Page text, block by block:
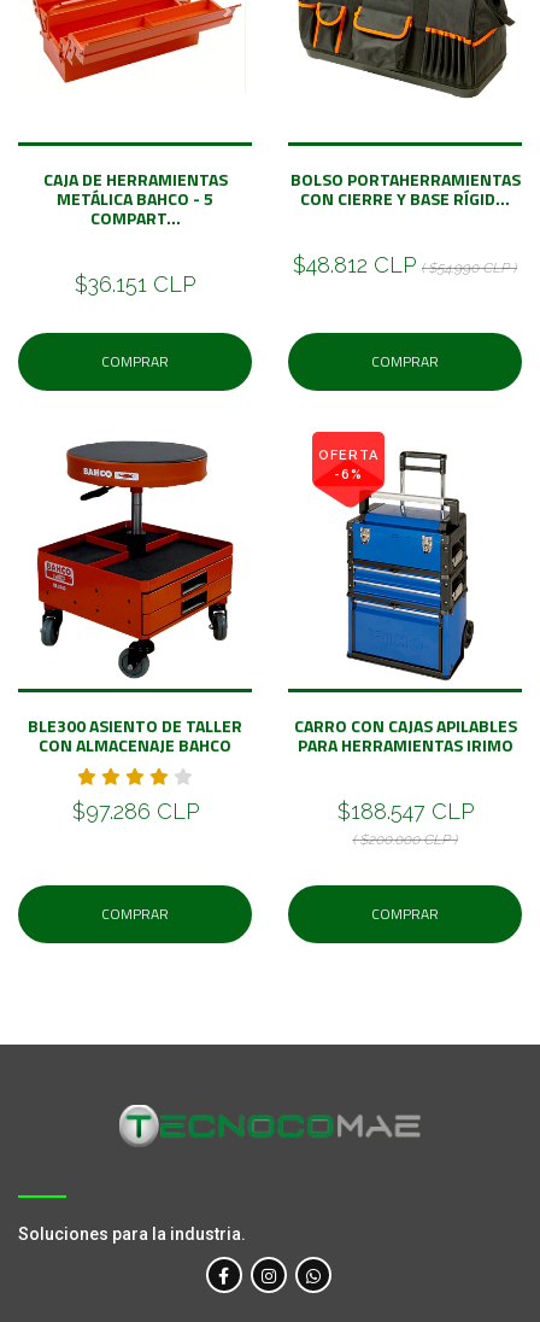
CAJA DE HERRAMIENTAS
METÁLICA BAHCO - 5
COMPART...
$36.151 CLP
COMPRAR
BOLSO PORTAHERRAMIENTAS
CON CIERRE Y BASE RÍGID...
$48.812 CLP ( $54.990 CLP )
COMPRAR
BLE300 ASIENTO DE TALLER
CON ALMACENAJE BAHCO
$97.286 CLP
COMPRAR
OFERTA
-6%
CARRO CON CAJAS APILABLES
PARA HERRAMIENTAS IRIMO
$188.547 CLP
( $200.000 CLP )
COMPRAR
Soluciones para la industria.